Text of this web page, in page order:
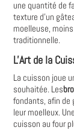
une quantité de
texture d'un
moelleuse,
traditionnelle.
L'Art de la
La cuisson joue
souhaitée. Les
fondants, afin de
leur moelleux.
cuisson au four